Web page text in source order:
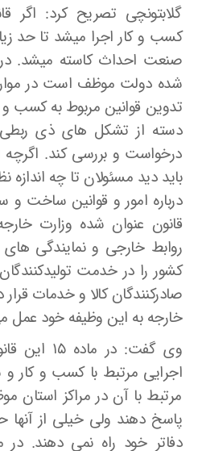
گلابتونچی تصریح کرد: اگر
شده دولت موظف است در
تدوین قوانین مربوط به کسب و
دسته از تشکل ­های ذی ربطی
درخواست و بررسی کند. اگرچه
باید دید مسئولان تا چه
قانون عنوان شده وزارت
روابط خارجی و نمایندگی­
کشور را در خدمت
صادرکنندگان کالا و خدمات قرار
خارجه به این وظیفه خود عمل
وی گفت: در
اجرایی مرتبط با کسب و کار
مرتبط با آن در مراکز استان
پاسخ دهند ولی خیلی از آنها